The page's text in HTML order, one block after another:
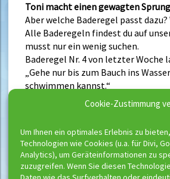
Cookie-Zustimmung
Um Ihnen ein optimales Erlebnis zu
Technologien wie Cookies (u.a. für Divi,
Analytics), um Geräteinformationen zu
zuzugreifen. Wenn Sie diesen
Toni macht einen gewagten
Aber welche Baderegel passt dazu?
Alle Baderegeln findest du auf
musst nur ein wenig suchen.
Baderegel Nr. 4 von letzter Woche
„Gehe nur bis zum Bauch ins
schwimmen kannst.“
Neueste
Buchungsstart der